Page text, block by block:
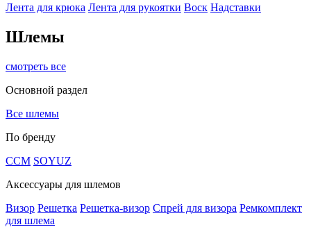
Лента для крюка Лента для рукоятки Воск Надставки
Шлемы
смотреть все
Основной раздел
Все шлемы
По бренду
CCM SOYUZ
Аксессуары для шлемов
Визор Решетка Решетка-визор Спрей для визора Ремкомплект
для шлема